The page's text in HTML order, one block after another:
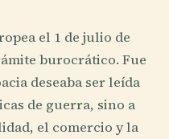
el 1 de julio de
burocrático. Fue
deseaba ser leída
de guerra, sino a
el comercio y la